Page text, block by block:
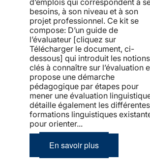
besoins, à son niveau et à son
projet professionnel. Ce kit se
compose: D’un guide de
l’évaluateur [cliquez sur
Télécharger le document, ci-
dessous] qui introduit les notions
clés à connaître sur l’évaluation
propose une démarche
pédagogique par étapes pour
mener une évaluation
détaille également les différentes
formations linguistiques
pour orienter...
En savoir plus